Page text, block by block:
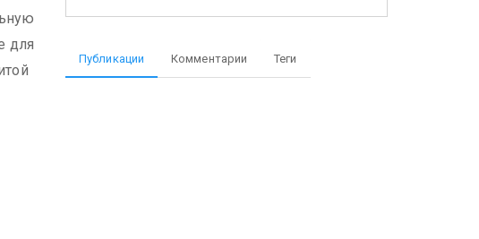
для
Публикации Комментарии Теги